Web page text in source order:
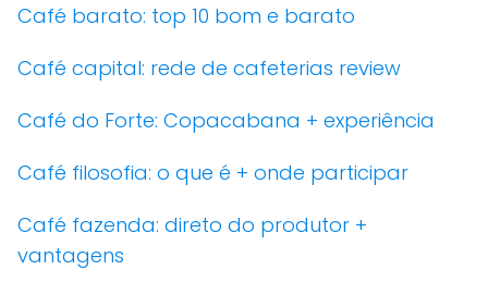
Café barato: top 10 bom e barato
Café capital: rede de cafeterias review
Café do Forte: Copacabana + experiência
Café filosofia: o que é + onde participar
Café fazenda: direto do produtor +
vantagens